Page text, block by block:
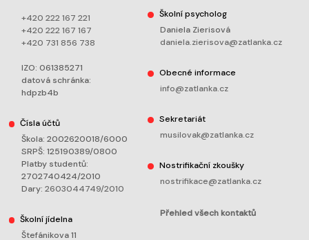
+420 222 167 221
+420 222 167 167
+420 731 856 738
IZO: 061385271
datová schránka:
hdpzb4b
Čísla účtů
Škola: 2002620018/6000
SRPŠ: 125190389/0800
Platby studentů:
2702740424/2010
Dary: 2603044749/2010
Školní jídelna
Štefánikova 11
Školní psycholog
Daniela Zierisová
daniela.zierisova@zatlanka.cz
Obecné informace
info@zatlanka.cz
Sekretariát
musilovak@zatlanka.cz
Nostrifikační zkoušky
nostrifikace@zatlanka.cz
Přehled všech kontaktů